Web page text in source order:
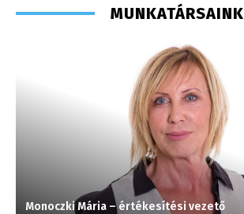
MUNKATÁRSAINK
Monoczki Mária – értékesítési vezető